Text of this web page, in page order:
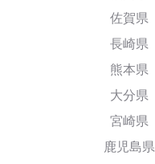
佐賀県
長崎県
熊本県
大分県
宮崎県
鹿児島県